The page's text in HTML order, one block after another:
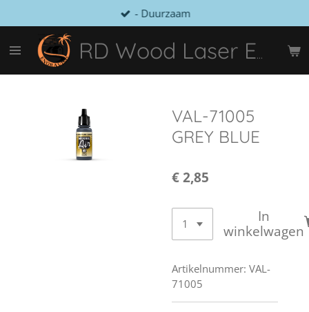
direct
naar
hoofdinhoud
RD Wood Laser Engraving
- Duurzaam
VAL-71005
GREY BLUE
€ 2,85
In
winkelwagen
Artikelnummer: VAL-
71005